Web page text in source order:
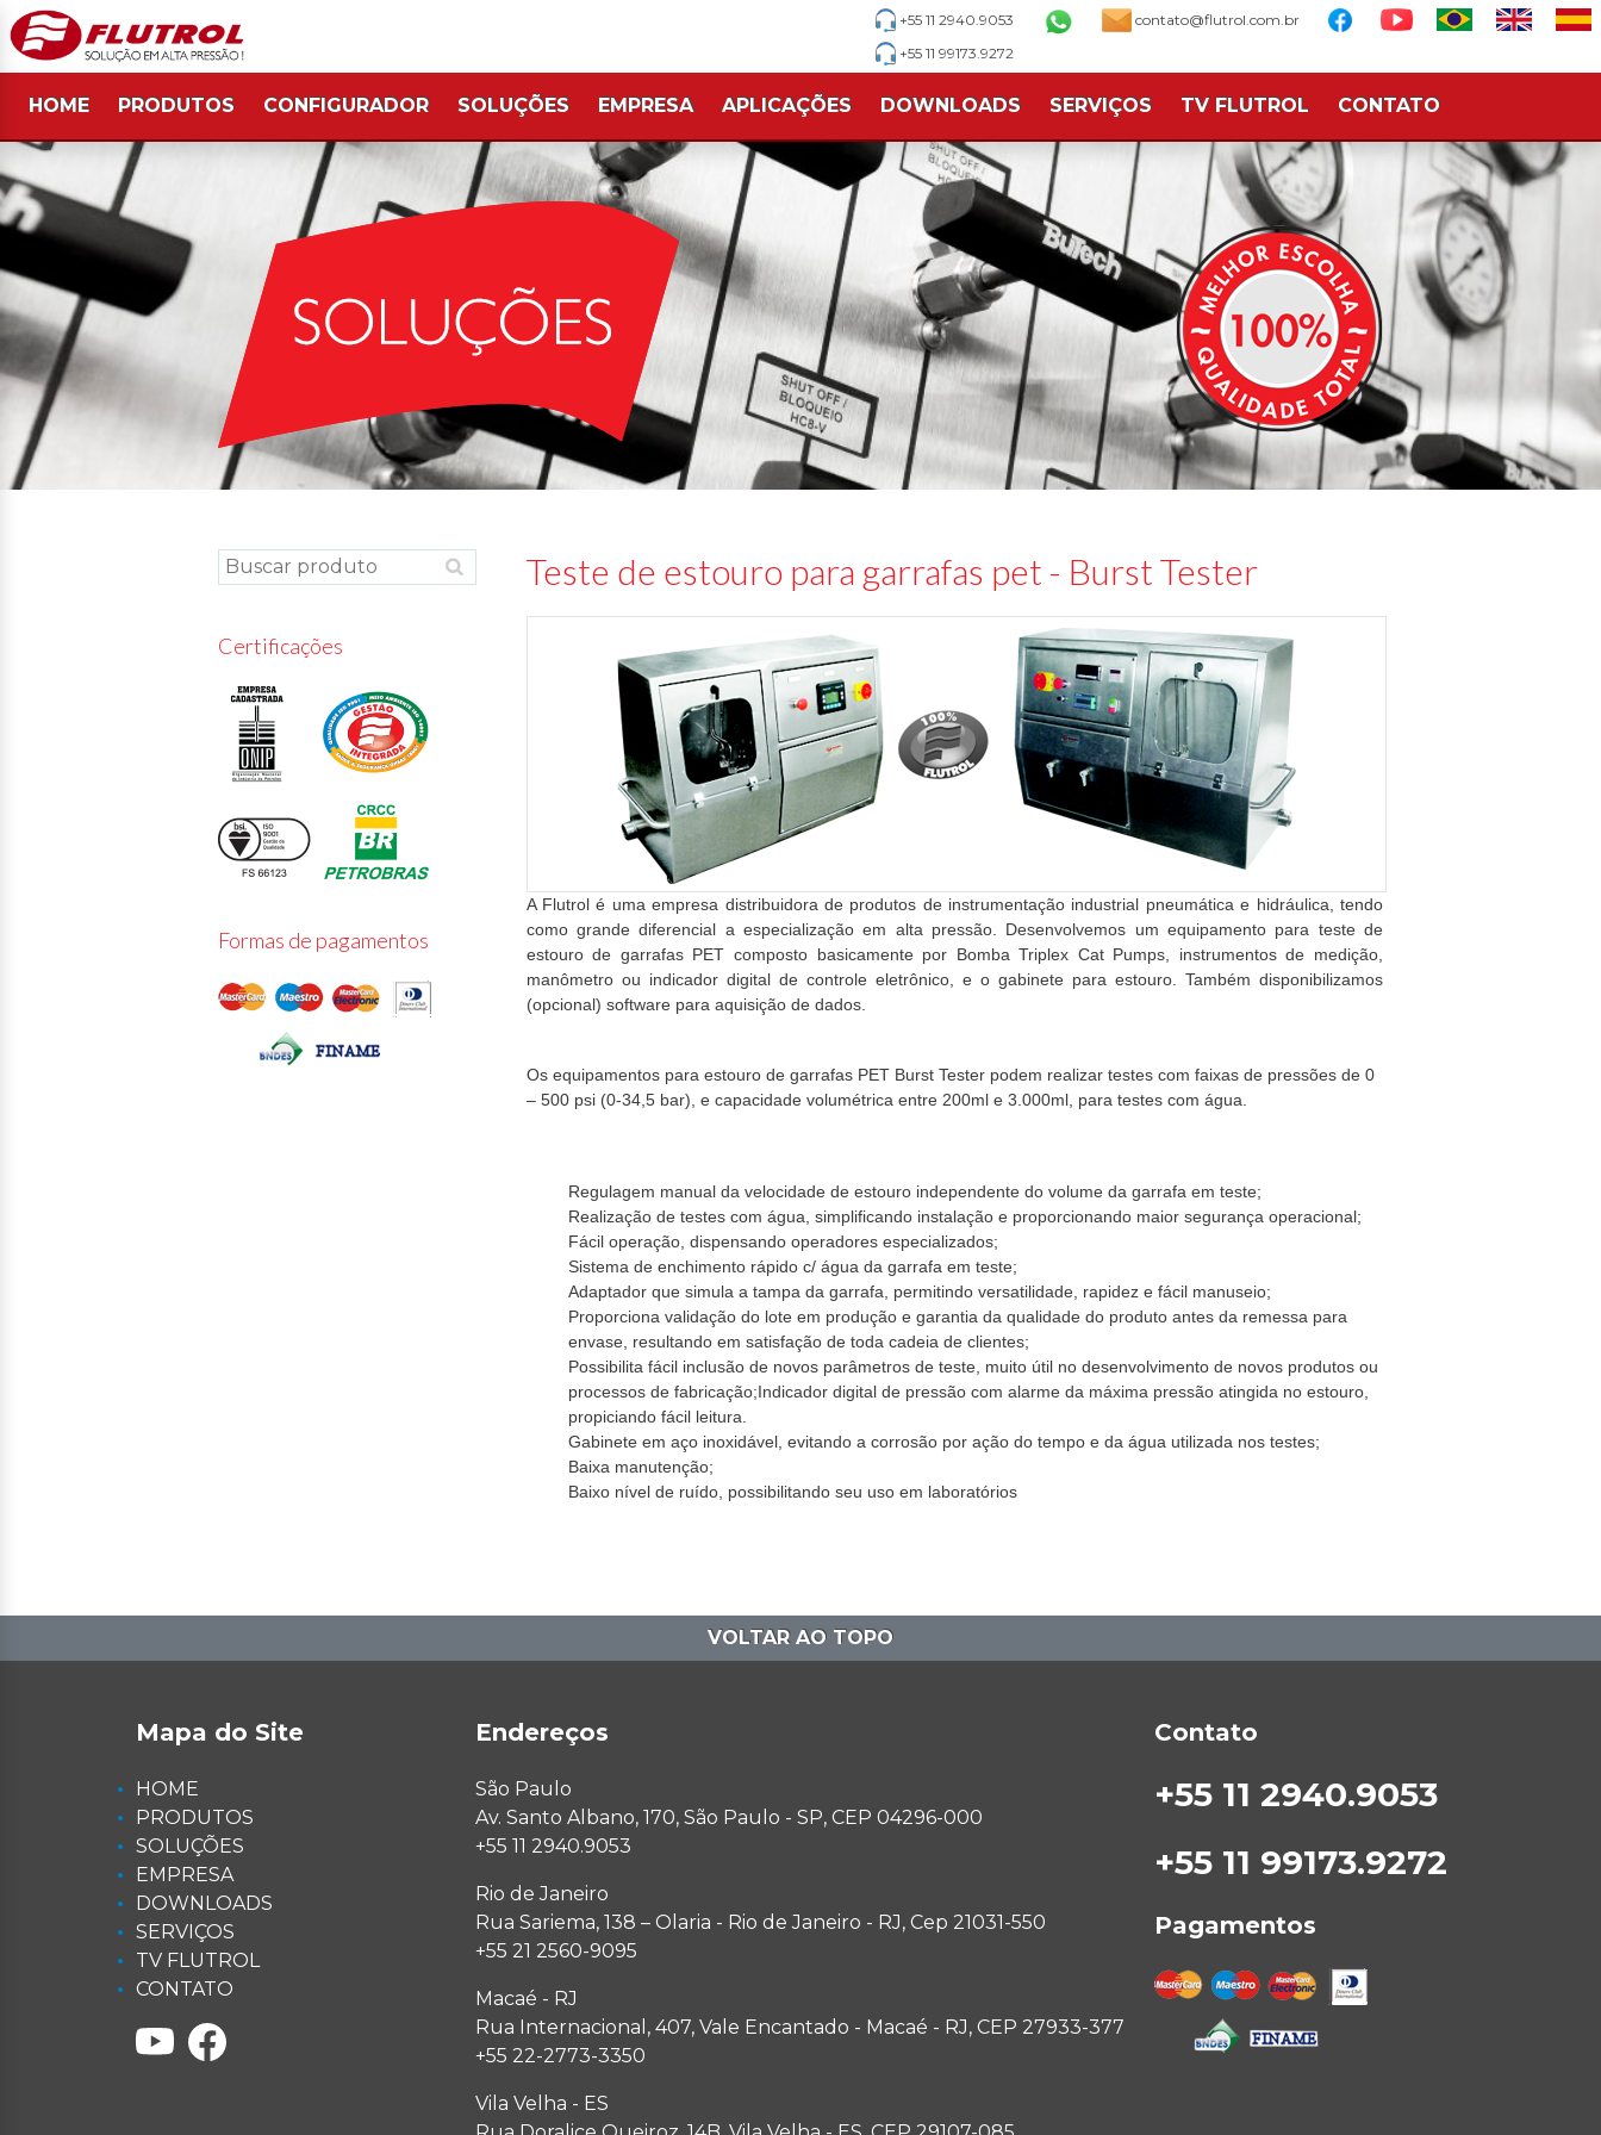
+55 11 2940.9053
+55 11 99173.9272
contato@flutrol.com.br
HOME PRODUTOS CONFIGURADOR SOLUÇÕES EMPRESA APLICAÇÕES DOWNLOADS SERVIÇOS TV FLUTROL CONTATO
Certificações
Formas de pagamentos
Teste de estouro para garrafas pet - Burst Tester
A Flutrol é uma empresa distribuidora de produtos de instrumentação industrial pneumática e hidráulica, tendo
como grande diferencial a especialização em alta pressão. Desenvolvemos um equipamento para teste de
estouro de garrafas PET composto basicamente por Bomba Triplex Cat Pumps, instrumentos de medição,
manômetro ou indicador digital de controle eletrônico, e o gabinete para estouro. Também disponibilizamos
(opcional) software para aquisição de dados.
Os equipamentos para estouro de garrafas PET Burst Tester podem realizar testes com faixas de pressões de 0
– 500 psi (0-34,5 bar), e capacidade volumétrica entre 200ml e 3.000ml, para testes com água.
Regulagem manual da velocidade de estouro independente do volume da garrafa em teste;
Realização de testes com água, simplificando instalação e proporcionando maior segurança operacional;
Fácil operação, dispensando operadores especializados;
Sistema de enchimento rápido c/ água da garrafa em teste;
Adaptador que simula a tampa da garrafa, permitindo versatilidade, rapidez e fácil manuseio;
Proporciona validação do lote em produção e garantia da qualidade do produto antes da remessa para
envase, resultando em satisfação de toda cadeia de clientes;
Possibilita fácil inclusão de novos parâmetros de teste, muito útil no desenvolvimento de novos produtos ou
processos de fabricação;Indicador digital de pressão com alarme da máxima pressão atingida no estouro,
propiciando fácil leitura.
Gabinete em aço inoxidável, evitando a corrosão por ação do tempo e da água utilizada nos testes;
Baixa manutenção;
Baixo nível de ruído, possibilitando seu uso em laboratórios
VOLTAR AO TOPO
Mapa do Site
HOME
PRODUTOS
SOLUÇÕES
EMPRESA
DOWNLOADS
SERVIÇOS
TV FLUTROL
CONTATO
Endereços
São Paulo
Av. Santo Albano, 170, São Paulo - SP, CEP 04296-000
+55 11 2940.9053
Rio de Janeiro
Rua Sariema, 138 – Olaria - Rio de Janeiro - RJ, Cep 21031-550
+55 21 2560-9095
Macaé - RJ
Rua Internacional, 407, Vale Encantado - Macaé - RJ, CEP 27933-377
+55 22-2773-3350
Vila Velha - ES
Contato
+55 11 2940.9053
+55 11 99173.9272
Pagamentos